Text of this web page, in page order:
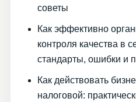
советы
Как эффективно
контроля качества в
стандарты, ошибки и
Как действовать
налоговой: